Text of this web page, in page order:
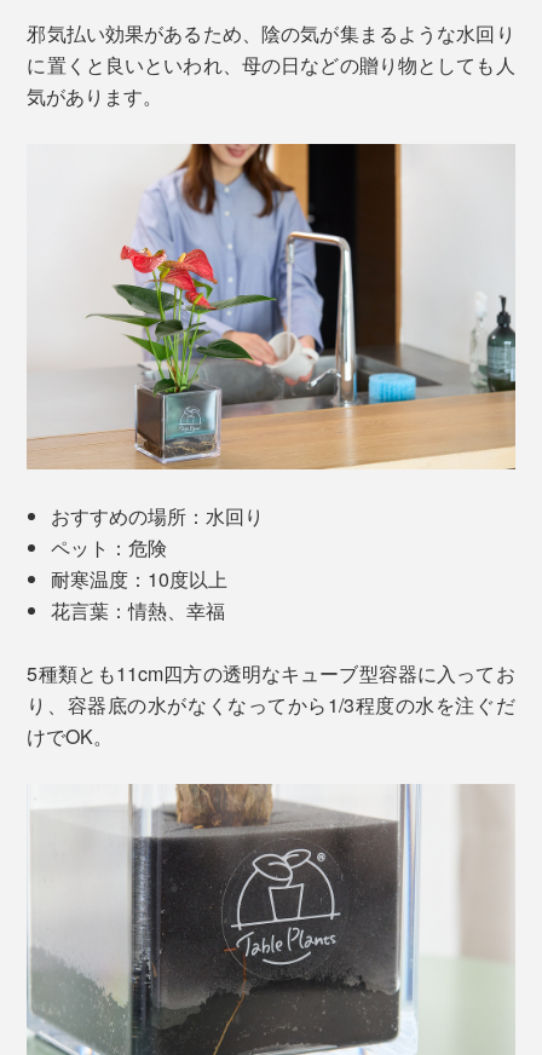
邪気払い効果があるため、陰の気が集まるような水回り
に置くと良いといわれ、母の日などの贈り物としても人
気があります。
おすすめの場所：水回り
ペット：危険
耐寒温度：10度以上
花言葉：情熱、幸福
5種類とも11cm四方の透明なキューブ型容器に入ってお
り、容器底の水がなくなってから1/3程度の水を注ぐだ
けでOK。